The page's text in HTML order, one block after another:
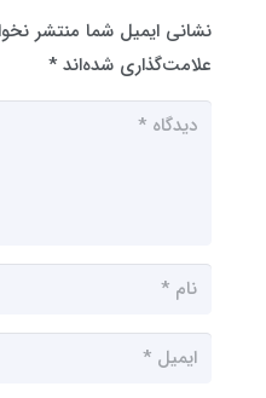
نشانی ایمیل شما منتشر
علامت‌گذاری شده‌اند *